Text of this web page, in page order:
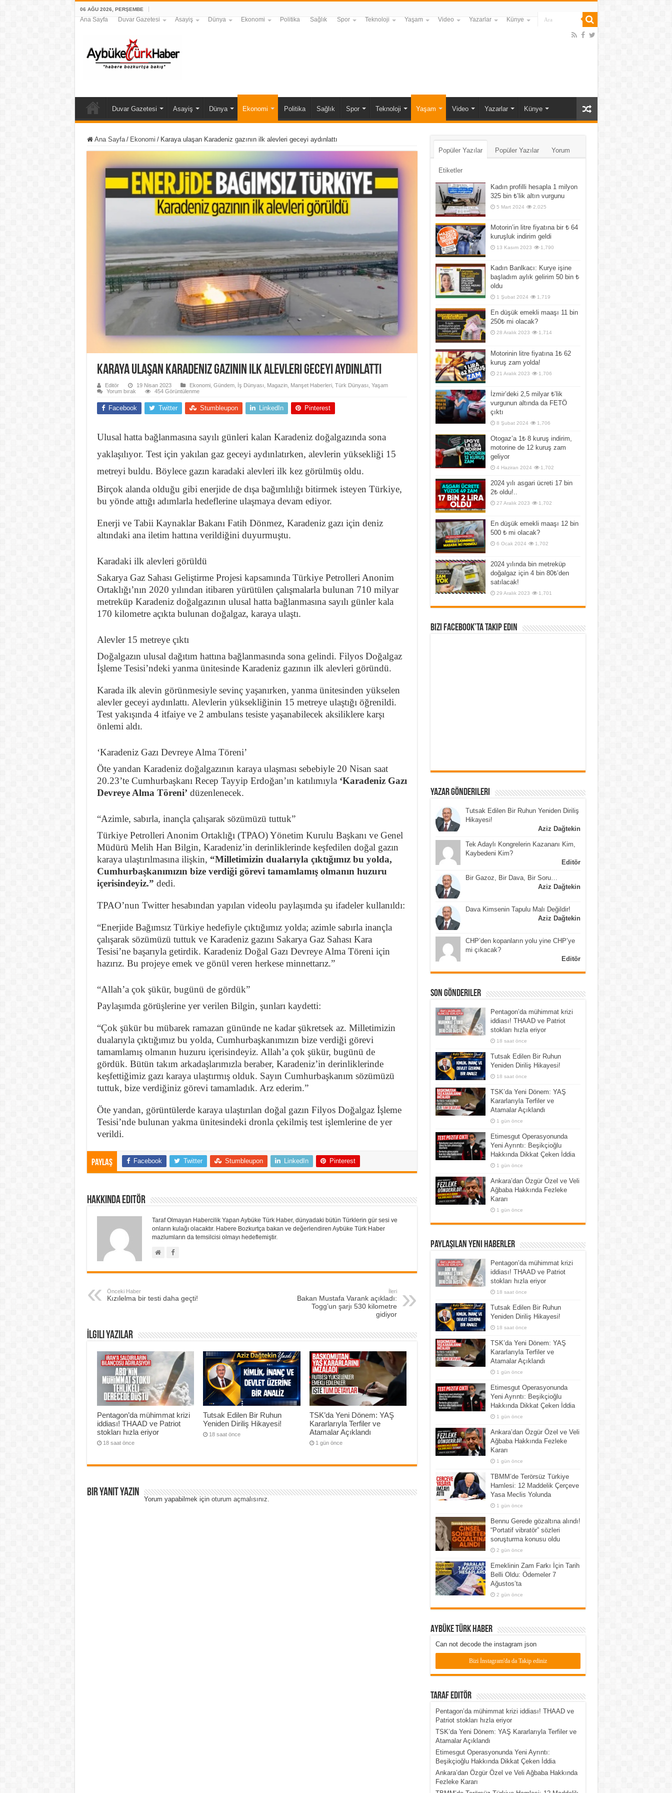
06 AĞU 2026, PERŞEMBE
Ana Sayfa Duvar Gazetesi Asayiş Dünya Ekonomi Politika Sağlık Spor Teknoloji Yaşam Video Yazarlar Künye
Duvar Gazetesi Asayiş Dünya Ekonomi Politika Sağlık Spor Teknoloji Yaşam Video Yazarlar Künye
Ana Sayfa / Ekonomi / Karaya ulaşan Karadeniz gazının ilk alevleri geceyi aydınlattı
Karaya ulaşan Karadeniz gazının ilk alevleri geceyi aydınlattı
Editör 19 Nisan 2023 Ekonomi, Gündem, İş Dünyası Magazin, Manşet Haberleri, Türk Dünyası Yaşam
Yorum bırak
454 Görüntülenme
Facebook Twitter Stumbleupon LinkedIn Pinterest
Ulusal hatta bağlanmasına sayılı günleri kalan Karadeniz doğalgazında sona
yaklaşılıyor. Test için yakılan gaz geceyi aydınlatırken, alevlerin yüksekliği 15
metreyi buldu. Böylece gazın karadaki alevleri ilk kez görülmüş oldu.
Birçok alanda olduğu gibi enerjide de dışa bağımlılığı bitirmek isteyen Türkiye,
bu yönde attığı adımlarla hedeflerine ulaşmaya devam ediyor.
Enerji ve Tabii Kaynaklar Bakanı Fatih Dönmez, Karadeniz gazı için deniz
altındaki ana iletim hattına verildiğini duyurmuştu.
Karadaki ilk alevleri görüldü
Sakarya Gaz Sahası Geliştirme Projesi kapsamında Türkiye Petrolleri Anonim
Ortaklığı’nın 2020 yılından itibaren yürütülen çalışmalarla bulunan 710 milyar
metreküp Karadeniz doğalgazının ulusal hatta bağlanmasına sayılı günler kala
170 kilometre açıkta bulunan doğalgaz, karaya ulaştı.
Alevler 15 metreye çıktı
Doğalgazın ulusal dağıtım hattına bağlanmasında sona gelindi. Filyos Doğalgaz
İşleme Tesisi’ndeki yanma ünitesinde Karadeniz gazının ilk alevleri göründü.
Karada ilk alevin görünmesiyle sevinç yaşanırken, yanma ünitesinden yükselen
alevler geceyi aydınlattı. Alevlerin yüksekliğinin 15 metreye ulaştığı öğrenildi.
Test yakışında 4 itfaiye ve 2 ambulans tesiste yaşanabilecek aksiliklere karşı
önlemi aldı.
‘Karadeniz Gazı Devreye Alma Töreni’
Öte yandan Karadeniz doğalgazının karaya ulaşması sebebiyle 20 Nisan saat
20.23’te Cumhurbaşkanı Recep Tayyip Erdoğan’ın katılımıyla ‘Karadeniz Gazı
Devreye Alma Töreni’ düzenlenecek.
“Azimle, sabırla, inançla çalışarak sözümüzü tuttuk”
Türkiye Petrolleri Anonim Ortaklığı (TPAO) Yönetim Kurulu Başkanı ve Genel
Müdürü Melih Han Bilgin, Karadeniz’in derinliklerinde keşfedilen doğal gazın
karaya ulaştırılmasına ilişkin, “Milletimizin dualarıyla çıktığımız bu yolda,
Cumhurbaşkanımızın bize verdiği görevi tamamlamış olmanın huzuru
içerisindeyiz.” dedi.
TPAO’nun Twitter hesabından yapılan videolu paylaşımda şu ifadeler kullanıldı:
“Enerjide Bağımsız Türkiye hedefiyle çıktığımız yolda; azimle sabırla inançla
çalışarak sözümüzü tuttuk ve Karadeniz gazını Sakarya Gaz Sahası Kara
Tesisi’ne başarıyla getirdik. Karadeniz Doğal Gazı Devreye Alma Töreni için
hazırız. Bu projeye emek ve gönül veren herkese minnettarız.”
“Allah’a çok şükür, bugünü de gördük”
Paylaşımda görüşlerine yer verilen Bilgin, şunları kaydetti:
“Çok şükür bu mübarek ramazan gününde ne kadar şükretsek az. Milletimizin
dualarıyla çıktığımız bu yolda, Cumhurbaşkanımızın bize verdiği görevi
tamamlamış olmanın huzuru içerisindeyiz. Allah’a çok şükür, bugünü de
gördük. Bütün takım arkadaşlarımızla beraber, Karadeniz’in derinliklerinde
keşfettiğimiz gazı karaya ulaştırmış olduk. Sayın Cumhurbaşkanım sözümüzü
tuttuk, bize verdiğiniz görevi tamamladık. Arz ederim.”
Öte yandan, görüntülerde karaya ulaştırılan doğal gazın Filyos Doğalgaz İşleme
Tesisi’nde bulunan yakma ünitesindeki dronla çekilmiş test işlemlerine de yer
verildi.
Paylaş Facebook Twitter Stumbleupon LinkedIn Pinterest
Hakkında Editör
Taraf Olmayan Habercilik Yapan Aybüke Türk Haber, dünyadaki bütün Türklerin gür sesi ve
onların kulağı olacaktır. Habere Bozkurtça bakan ve değerlendiren Aybüke Türk Haber
mazlumların da temsilcisi olmayı hedeflemiştir.
Önceki Haber
Kızılelma bir testi daha geçti!
İleri
Bakan Mustafa Varank açıkladı:
Togg’un şarjı 530 kilometre
gidiyor
İlgili Yazılar
Pentagon’da mühimmat krizi
iddiası! THAAD ve Patriot
stokları hızla eriyor
18 saat önce
Tutsak Edilen Bir Ruhun
Yeniden Diriliş Hikayesi!
18 saat önce
TSK’da Yeni Dönem: YAŞ
Kararlarıyla Terfiler ve
Atamalar Açıklandı
1 gün önce
Bir yanıt yazın
Yorum yapabilmek için oturum açmalısınız.
Popüler Yazılar Popüler Yazılar Yorum
Etiketler
Kadın profilli hesapla 1 milyon
325 bin ₺’lik altın vurgunu
5 Mart 2024 2,025
Motorin’in litre fiyatına bir ₺ 64
kuruşluk indirim geldi
13 Kasım 2023 1,790
Kadın Banlkacı: Kurye işine
başladım aylık gelirim 50 bin ₺
oldu
1 Şubat 2024 1,719
En düşük emekli maaşı 11 bin
250₺ mi olacak?
28 Aralık 2023 1,714
Motorinin litre fiyatına 1₺ 62
kuruş zam yolda!
21 Aralık 2023 1,706
İzmir’deki 2,5 milyar ₺’lik
vurgunun altında da FETÖ
çıktı
8 Şubat 2024 1,706
Otogaz’a 1₺ 8 kuruş indirim,
motorine de 12 kuruş zam
geliyor
4 Haziran 2024 1,702
2024 yılı asgari ücreti 17 bin
2₺ oldu!..
27 Aralık 2023 1,702
En düşük emekli maaşı 12 bin
500 ₺ mi olacak?
6 Ocak 2024 1,702
2024 yılında bin metreküp
doğalgaz için 4 bin 80₺’den
satılacak!
29 Aralık 2023 1,701
Bizi Facebook’ta Takip Edin
Yazar Gönderileri
Tutsak Edilen Bir Ruhun Yeniden Diriliş
Hikayesi!
Aziz Dağtekin
Tek Adaylı Kongrelerin Kazananı Kim,
Kaybedeni Kim?
Editör
Bir Gazoz, Bir Dava, Bir Soru…
Aziz Dağtekin
Dava Kimsenin Tapulu Malı Değildir!
Aziz Dağtekin
CHP’den kopanların yolu yine CHP’ye
mi çıkacak?
Editör
Son Gönderiler
Pentagon’da mühimmat krizi
iddiası! THAAD ve Patriot
stokları hızla eriyor
18 saat önce
Tutsak Edilen Bir Ruhun
Yeniden Diriliş Hikayesi!
18 saat önce
TSK’da Yeni Dönem: YAŞ
Kararlarıyla Terfiler ve
Atamalar Açıklandı
1 gün önce
Etimesgut Operasyonunda
Yeni Ayrıntı: Beşikçioğlu
Hakkında Dikkat Çeken İddia
1 gün önce
Ankara’dan Özgür Özel ve Veli
Ağbaba Hakkında Fezleke
Kararı
1 gün önce
Paylaşılan Yeni Haberler
Pentagon’da mühimmat krizi
iddiası! THAAD ve Patriot
stokları hızla eriyor
18 saat önce
Tutsak Edilen Bir Ruhun
Yeniden Diriliş Hikayesi!
18 saat önce
TSK’da Yeni Dönem: YAŞ
Kararlarıyla Terfiler ve
Atamalar Açıklandı
1 gün önce
Etimesgut Operasyonunda
Yeni Ayrıntı: Beşikçioğlu
Hakkında Dikkat Çeken İddia
1 gün önce
Ankara’dan Özgür Özel ve Veli
Ağbaba Hakkında Fezleke
Kararı
1 gün önce
TBMM’de Terörsüz Türkiye
Hamlesi: 12 Maddelik Çerçeve
Yasa Meclis Yolunda
1 gün önce
Bennu Gerede gözaltına alındı!
“Portatif vibratör” sözleri
soruşturma konusu oldu
2 gün önce
Emeklinin Zam Farkı İçin Tarih
Belli Oldu: Ödemeler 7
Ağustos’ta
2 gün önce
Aybüke Türk Haber
Can not decode the instagram json
Bizi İnstagram'da da Takip ediniz
Taraf Editör
Pentagon’da mühimmat krizi iddiası! THAAD ve
Patriot stokları hızla eriyor
TSK’da Yeni Dönem: YAŞ Kararlarıyla Terfiler ve
Atamalar Açıklandı
Etimesgut Operasyonunda Yeni Ayrıntı:
Beşikçioğlu Hakkında Dikkat Çeken İddia
Ankara’dan Özgür Özel ve Veli Ağbaba Hakkında
Fezleke Kararı